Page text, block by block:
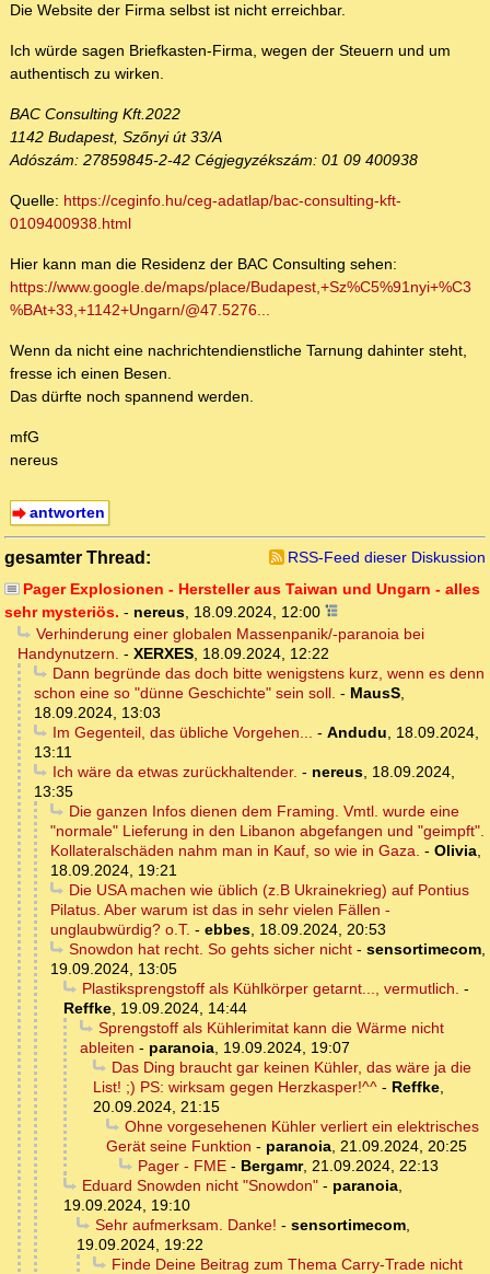
Die Website der Firma selbst ist nicht erreichbar.
Ich würde sagen Briefkasten-Firma, wegen der Steuern und um
authentisch zu wirken.
BAC Consulting Kft.2022
1142 Budapest, Szőnyi út 33/A
Adószám: 27859845-2-42 Cégjegyzékszám: 01 09 400938
Quelle: https://ceginfo.hu/ceg-adatlap/bac-consulting-kft-
0109400938.html
Hier kann man die Residenz der BAC Consulting sehen:
https://www.google.de/maps/place/Budapest,+Sz%C5%91nyi+%C3
%BAt+33,+1142+Ungarn/@47.5276...
Wenn da nicht eine nachrichtendienstliche Tarnung dahinter steht,
fresse ich einen Besen.
Das dürfte noch spannend werden.
mfG
nereus
antworten
gesamter Thread:
RSS-Feed dieser Diskussion
Pager Explosionen - Hersteller aus Taiwan und Ungarn - alles
sehr mysteriös. - nereus, 18.09.2024, 12:00
Verhinderung einer globalen Massenpanik/-paranoia bei
Handynutzern. - XERXES, 18.09.2024, 12:22
Dann begründe das doch bitte wenigstens kurz, wenn es denn
schon eine so "dünne Geschichte" sein soll. - MausS,
18.09.2024, 13:03
Im Gegenteil, das übliche Vorgehen... - Andudu, 18.09.2024,
13:11
Ich wäre da etwas zurückhaltender. - nereus, 18.09.2024,
13:35
Die ganzen Infos dienen dem Framing. Vmtl. wurde eine
"normale" Lieferung in den Libanon abgefangen und "geimpft".
Kollateralschäden nahm man in Kauf, so wie in Gaza. - Olivia,
18.09.2024, 19:21
Die USA machen wie üblich (z.B Ukrainekrieg) auf Pontius
Pilatus. Aber warum ist das in sehr vielen Fällen -
unglaubwürdig? o.T. - ebbes, 18.09.2024, 20:53
Snowdon hat recht. So gehts sicher nicht- sensortimecom,
19.09.2024, 13:05
Plastiksprengstoff als Kühlkörper getarnt..., vermutlich. -
Reffke, 19.09.2024, 14:44
Sprengstoff als Kühlerimitat kann die Wärme nicht
ableiten - paranoia, 19.09.2024, 19:07
Das Ding braucht gar keinen Kühler, das wäre ja die
List! ;) PS: wirksam gegen Herzkasper!^^ - Reffke,
20.09.2024, 21:15
Ohne vorgesehenen Kühler verliert ein elektrisches
Gerät seine Funktion - paranoia, 21.09.2024, 20:25
Pager - FME- Bergamr, 21.09.2024, 22:13
Eduard Snowden nicht "Snowdon"- paranoia,
19.09.2024, 19:10
Sehr aufmerksam. Danke! - sensortimecom,
19.09.2024, 19:22
Finde Deine Beitrag zum Thema Carry-Trade nicht